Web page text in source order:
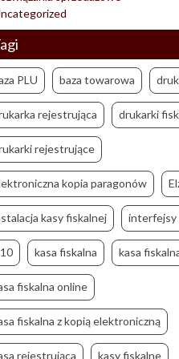
PLU baza towarowa
rejestrująca drukarki
rejestrujące
kopia paragonów
kasy fiskalnej interfejsy
kasa fiskalna kasa
fiskalna online
fiskalna z kopią elektroniczną
rejestrująca kasy fiskalne